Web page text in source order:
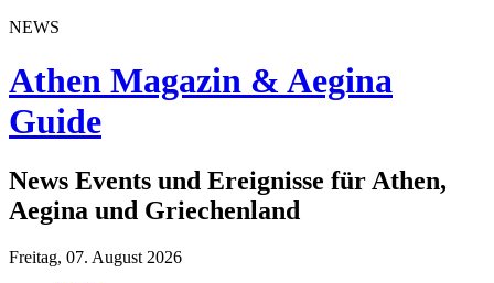
NEWS
Athen Magazin & Aegina
Guide
News Events und Ereignisse für Athen,
Aegina und Griechenland
Freitag, 07. August 2026